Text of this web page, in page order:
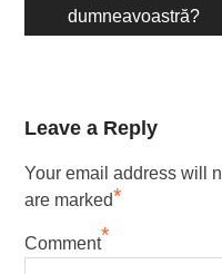
dumneavoastră?
Leave a Reply
Your email address will
are marked*
Comment*